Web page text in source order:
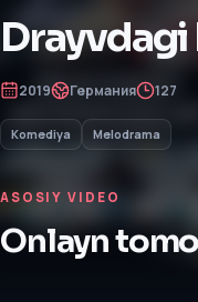
2019 Германия 127
Komediya Melodrama
ASOSIY VIDEO
Onlayn